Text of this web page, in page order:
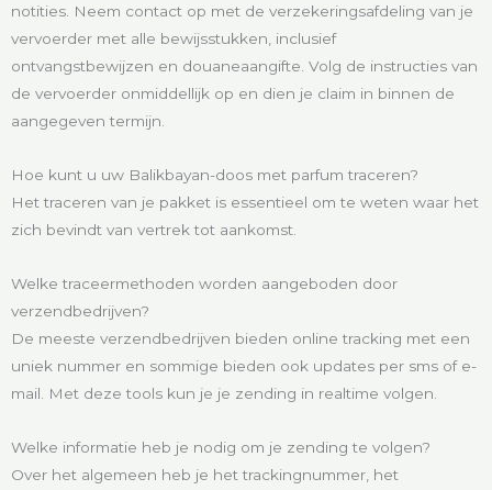
notities. Neem contact op met de verzekeringsafdeling van je
vervoerder met alle bewijsstukken, inclusief
ontvangstbewijzen en douaneaangifte. Volg de instructies van
de vervoerder onmiddellijk op en dien je claim in binnen de
aangegeven termijn.
Hoe kunt u uw Balikbayan-doos met parfum traceren?
Het traceren van je pakket is essentieel om te weten waar het
zich bevindt van vertrek tot aankomst.
Welke traceermethoden worden aangeboden door
verzendbedrijven?
De meeste verzendbedrijven bieden online tracking met een
uniek nummer en sommige bieden ook updates per sms of e-
mail. Met deze tools kun je je zending in realtime volgen.
Welke informatie heb je nodig om je zending te volgen?
Over het algemeen heb je het trackingnummer, het